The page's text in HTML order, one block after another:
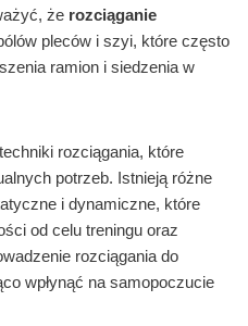
że rozciąganie
pleców i szyi, które często
ramion i siedzenia w
rozciągania, które
potrzeb. Istnieją różne
i dynamiczne, które
od celu treningu oraz
rozciągania do
wpłynąć na samopoczucie